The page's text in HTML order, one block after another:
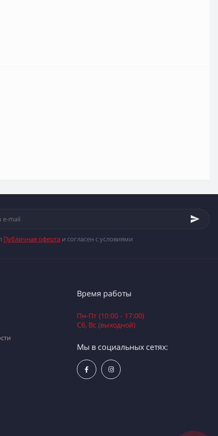
Публичная офертаи согласен с условиями
Время работы
Пн-Пт (10:00 - 17:00)
Сб, Вс (выходной)
Мы в социальных сетях: